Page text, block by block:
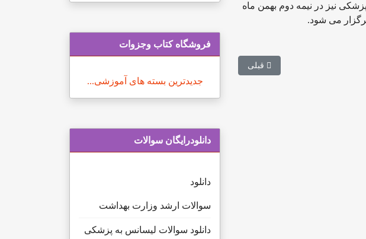
نیز در نیمه دوم بهمن ماه
مطلب قبلی: پذیرش دکتری بدون آزمون دانشگاه ایلام و خلیج فارس
قبلی
فروشگاه کتاب وجزوات
جدیدترین بسته های آموزشی...
دانلودرایگان سوالات
دانلود
سوالات ارشد وزارت بهداشت
دانلود سوالات لیسانس به پزشکی